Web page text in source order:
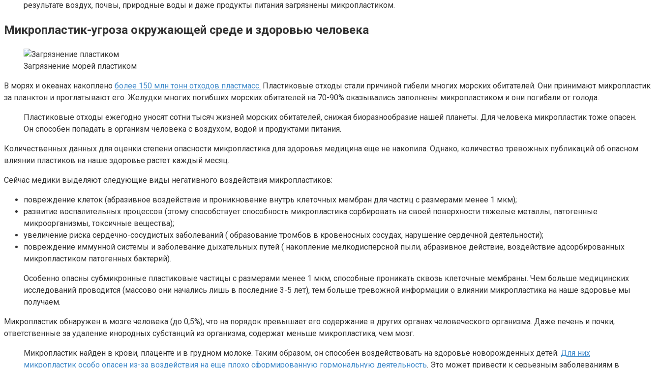
результате воздух, почвы, природные воды и даже продукты питания загрязнены микропластиком.
Микропластик-угроза окружающей среде и здоровью человека
Загрязнение морей пластиком
В морях и океанах накоплено более 150 млн тонн отходов пластмасс. Пластиковые отходы стали причиной гибели многих морских обитателей. Они принимают микропластик
за планктон и проглатывают его. Желудки многих погибших морских обитателей на 70-90% оказывались заполнены микропластиком и они погибали от голода.
Пластиковые отходы ежегодно уносят сотни тысяч жизней морских обитателей, снижая биоразнообразие нашей планеты. Для человека микропластик тоже опасен.
Он способен попадать в организм человека с воздухом, водой и продуктами питания.
Количественных данных для оценки степени опасности микропластика для здоровья медицина еще не накопила. Однако, количество тревожных публикаций об опасном
влиянии пластиков на наше здоровье растет каждый месяц.
Сейчас медики выделяют следующие виды негативного воздействия микропластиков:
повреждение клеток (абразивное воздействие и проникновение внутрь клеточных мембран для частиц с размерами менее 1 мкм);
развитие воспалительных процессов (этому способствует способность микропластика сорбировать на своей поверхности тяжелые металлы, патогенные
микроорганизмы, токсичные вещества);
увеличение риска сердечно-сосудистых заболеваний ( образование тромбов в кровеносных сосудах, нарушение сердечной деятельности);
повреждение иммунной системы и заболевание дыхательных путей ( накопление мелкодисперсной пыли, абразивное действие, воздействие адсорбированных
микропластиком патогенных бактерий).
Особенно опасны субмикронные пластиковые частицы с размерами менее 1 мкм, способные проникать сквозь клеточные мембраны. Чем больше медицинских
исследований проводится (массово они начались лишь в последние 3-5 лет), тем больше тревожной информации о влиянии микропластика на наше здоровье мы
получаем.
Микропластик обнаружен в мозге человека (до 0,5%), что на порядок превышает его содержание в других органах человеческого организма. Даже печень и почки,
ответственные за удаление инородных субстанций из организма, содержат меньше микропластика, чем мозг.
Микропластик найден в крови, плаценте и в грудном молоке. Таким образом, он способен воздействовать на здоровье новорожденных детей. Для них
микропластик особо опасен из-за воздействия на еще плохо сформированную гормональную деятельность. Это может привести к серьезным заболеваниям в